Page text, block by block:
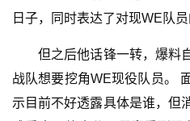
页
日子，同时表达了对现WE队员
但之后他话锋一转，爆料
战队想要挖角WE现役队员。
示目前不好透露具体是谁，但